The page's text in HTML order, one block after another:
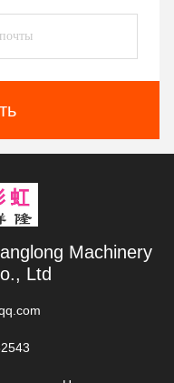
Machinery
Ltd